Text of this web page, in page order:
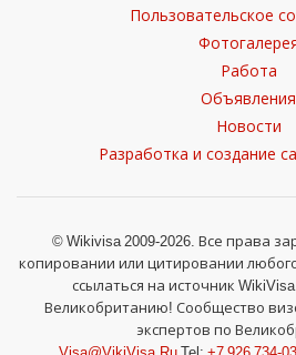
Пользовательское
Работа
Объявления
Новости
Разработка и создание
© Wikivisa 2009-2026. Все права
копировании или цитировании
ссылаться на источник
Великобританию! Сообщество
экспертов по